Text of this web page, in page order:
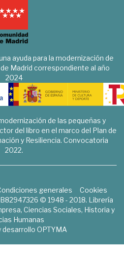
ayuda para la modernización de
Madrid correspondiente al año
2024
de las pequeñas y
del libro en el marco del Plan de
y Resiliencia. Convocatoria
2022.
generales
Cookies
© 1948 - 2018. Librería
Ciencias Sociales, Historia y
Humanas
desarrollo OPTYMA